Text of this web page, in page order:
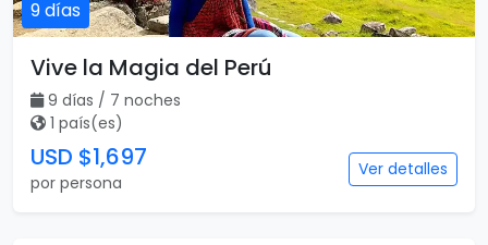
9 días
Vive la Magia del Perú
9 días / 7 noches
1 país(es)
USD $1,697
por persona
Ver detalles